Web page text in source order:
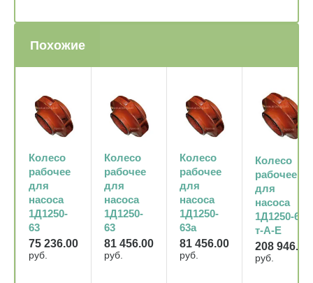
Похожие
Колесо
рабочее
для
насоса
1Д1250-
63
75 236.00
руб.
Колесо
рабочее
для
насоса
1Д1250-
63
81 456.00
руб.
Колесо
рабочее
для
насоса
1Д1250-
63а
81 456.00
руб.
Колесо
рабочее
для
насоса
1Д1250-63-
т-А-Е
208 946.00
руб.